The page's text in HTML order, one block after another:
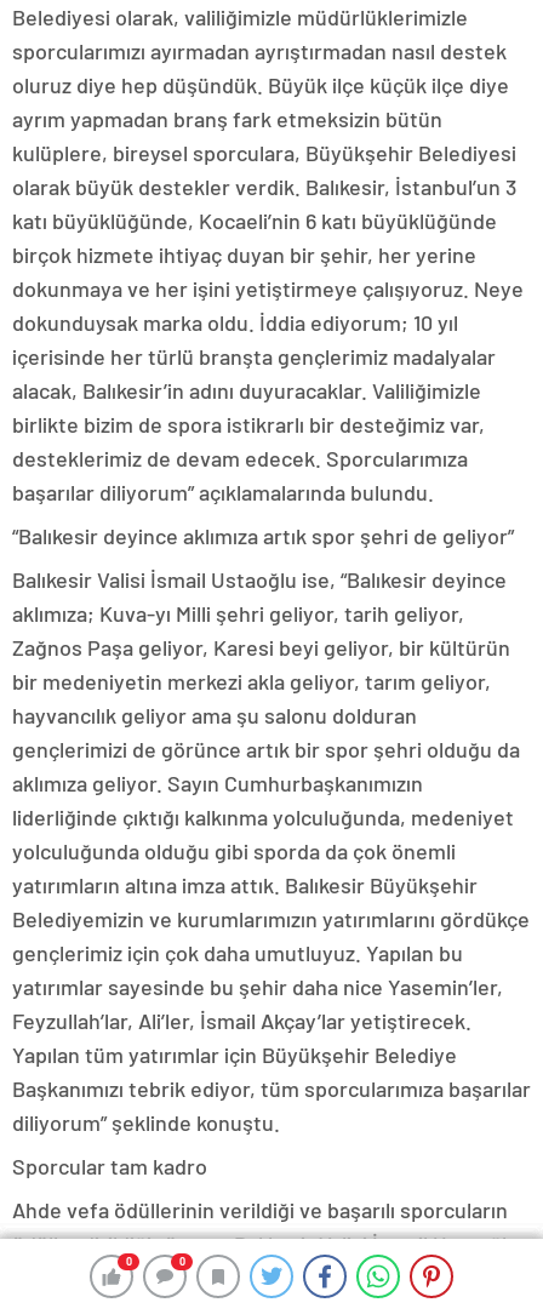
0 0
0 0
0 0
Belediyesi olarak, valiliğimizle müdürlüklerimizle
sporcularımızı ayırmadan ayrıştırmadan nasıl destek
oluruz diye hep düşündük. Büyük ilçe küçük ilçe diye
ayrım yapmadan branş fark etmeksizin bütün
kulüplere, bireysel sporculara, Büyükşehir Belediyesi
olarak büyük destekler verdik. Balıkesir, İstanbul’un 3
katı büyüklüğünde, Kocaeli’nin 6 katı büyüklüğünde
birçok hizmete ihtiyaç duyan bir şehir, her yerine
dokunmaya ve her işini yetiştirmeye çalışıyoruz. Neye
dokunduysak marka oldu. İddia ediyorum; 10 yıl
içerisinde her türlü branşta gençlerimiz madalyalar
alacak, Balıkesir’in adını duyuracaklar. Valiliğimizle
birlikte bizim de spora istikrarlı bir desteğimiz var,
desteklerimiz de devam edecek. Sporcularımıza
başarılar diliyorum” açıklamalarında bulundu.
“Balıkesir deyince aklımıza artık spor şehri de geliyor”
Balıkesir Valisi İsmail Ustaoğlu ise, “Balıkesir deyince
aklımıza; Kuva-yı Milli şehri geliyor, tarih geliyor,
Zağnos Paşa geliyor, Karesi beyi geliyor, bir kültürün
bir medeniyetin merkezi akla geliyor, tarım geliyor,
hayvancılık geliyor ama şu salonu dolduran
gençlerimizi de görünce artık bir spor şehri olduğu da
aklımıza geliyor. Sayın Cumhurbaşkanımızın
liderliğinde çıktığı kalkınma yolculuğunda, medeniyet
yolculuğunda olduğu gibi sporda da çok önemli
yatırımların altına imza attık. Balıkesir Büyükşehir
Belediyemizin ve kurumlarımızın yatırımlarını gördükçe
gençlerimiz için çok daha umutluyuz. Yapılan bu
yatırımlar sayesinde bu şehir daha nice Yasemin’ler,
Feyzullah’lar, Ali’ler, İsmail Akçay’lar yetiştirecek.
Yapılan tüm yatırımlar için Büyükşehir Belediye
Başkanımızı tebrik ediyor, tüm sporcularımıza başarılar
diliyorum” şeklinde konuştu.
Sporcular tam kadro
Ahde vefa ödüllerinin verildiği ve başarılı sporcuların
ödüllendirildiği törene; Balıkesir Valisi İsmail Ustaoğlu,
Balıkesir İl Jandarma Komutanı Tümgeneral Nurettin
0 0